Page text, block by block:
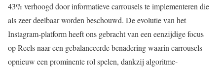
43% verhoogd door informatieve carrousels te implementeren die
als zeer deelbaar worden beschouwd. De evolutie van het
Instagram-platform heeft ons gebracht van een eenzijdige focus
op Reels naar een gebalanceerde benadering waarin carrousels
opnieuw een prominente rol spelen, dankzij algoritme-